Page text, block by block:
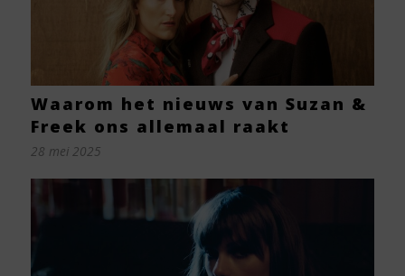
Waarom het nieuws van Suzan &
Freek ons allemaal raakt
28 mei 2025